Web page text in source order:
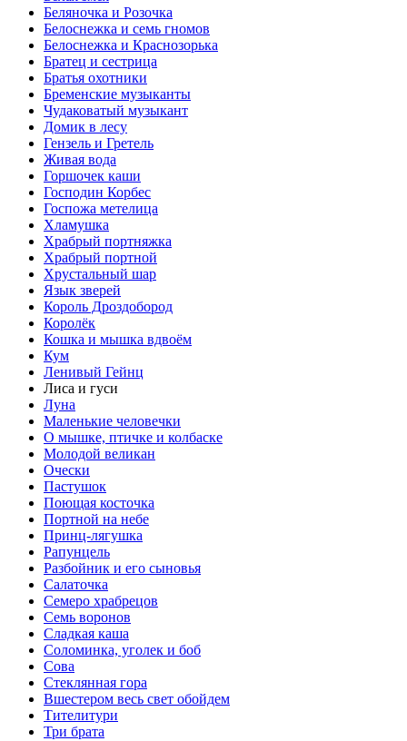
Беляночка и Розочка
Белоснежка и семь гномов
Белоснежка и Краснозорька
Братец и сестрица
Братья охотники
Бременские музыканты
Чудаковатый музыкант
Домик в лесу
Гензель и Гретель
Живая вода
Горшочек каши
Господин Корбес
Госпожа метелица
Хламушка
Храбрый портняжка
Храбрый портной
Хрустальный шар
Язык зверей
Король Дроздобород
Королёк
Кошка и мышка вдвоём
Кум
Ленивый Гейнц
Лиса и гуси
Луна
Маленькие человечки
О мышке, птичке и колбаске
Молодой великан
Очески
Пастушок
Поющая косточка
Портной на небе
Принц-лягушка
Рапунцель
Разбойник и его сыновья
Салаточка
Семеро храбрецов
Семь воронов
Сладкая каша
Соломинка, уголек и боб
Сова
Стеклянная гора
Вшестером весь свет обойдем
Тителитури
Три брата